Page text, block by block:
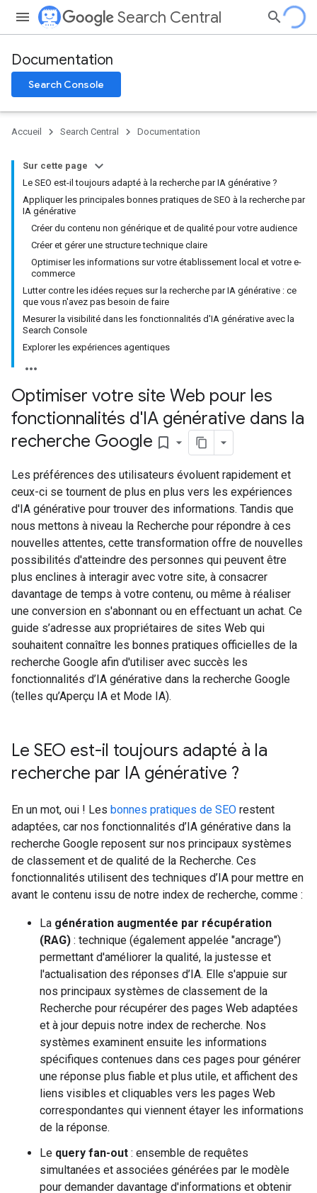
Search Central
Documentation
Search Console
Accueil Search Central Documentation
Sur cette page
Le SEO est-il toujours adapté à la recherche par IA générative ?
Appliquer les principales bonnes pratiques de SEO à la recherche par
IA générative
Créer du contenu non générique et de qualité pour votre audience
Créer et gérer une structure technique claire
Optimiser les informations sur votre établissement local et votre e-
commerce
Lutter contre les idées reçues sur la recherche par IA générative : ce
que vous n'avez pas besoin de faire
Mesurer la visibilité dans les fonctionnalités d'IA générative avec la
Search Console
Explorer les expériences agentiques
Optimiser votre site Web pour les
fonctionnalités d'IA générative dans la
recherche Google bookmark_border
Les préférences des utilisateurs évoluent rapidement et
ceux-ci se tournent de plus en plus vers les expériences
d'IA générative pour trouver des informations. Tandis que
nous mettons à niveau la Recherche pour répondre à ces
nouvelles attentes, cette transformation offre de nouvelles
possibilités d'atteindre des personnes qui peuvent être
plus enclines à interagir avec votre site, à consacrer
davantage de temps à votre contenu, ou même à réaliser
une conversion en s'abonnant ou en effectuant un achat. Ce
guide s’adresse aux propriétaires de sites Web qui
souhaitent connaître les bonnes pratiques officielles de la
recherche Google afin d'utiliser avec succès les
fonctionnalités d’IA générative dans la recherche Google
(telles qu’Aperçu IA et Mode IA).
Le SEO est-il toujours adapté à la
recherche par IA générative ?
En un mot, oui ! Les bonnes pratiques de SEO restent
adaptées, car nos fonctionnalités d’IA générative dans la
recherche Google reposent sur nos principaux systèmes
de classement et de qualité de la Recherche. Ces
fonctionnalités utilisent des techniques d’IA pour mettre en
avant le contenu issu de notre index de recherche, comme :
La génération augmentée par récupération
(RAG) : technique (également appelée "ancrage")
permettant d'améliorer la qualité, la justesse et
l'actualisation des réponses d’IA. Elle s'appuie sur
nos principaux systèmes de classement de la
Recherche pour récupérer des pages Web adaptées
et à jour depuis notre index de recherche. Nos
systèmes examinent ensuite les informations
spécifiques contenues dans ces pages pour générer
une réponse plus fiable et plus utile, et affichent des
liens visibles et cliquables vers les pages Web
correspondantes qui viennent étayer les informations
de la réponse.
Le query fan-out : ensemble de requêtes
simultanées et associées générées par le modèle
pour demander davantage d'informations et obtenir